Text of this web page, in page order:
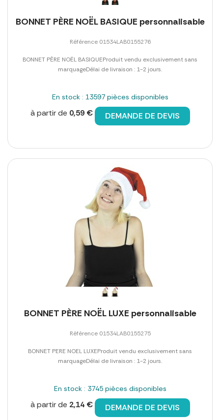
BONNET PÈRE NOËL BASIQUE personnalisable
Référence 01534LAB0155276
BONNET PÈRE NOËL BASIQUEProduit vendu exclusivement sans
marquageDélai de livraison : 1-2 jours.
En stock : 13597 pièces disponibles
à partir de 0,59 € DEMANDE DE DEVIS
BONNET PÈRE NOËL LUXE personnalisable
Référence 01534LAB0155275
BONNET PERE NOEL LUXEProduit vendu exclusivement sans
marquageDélai de livraison : 1-2 jours.
En stock : 3745 pièces disponibles
à partir de 2,14 € DEMANDE DE DEVIS